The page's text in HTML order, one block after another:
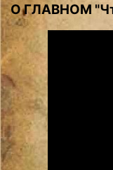
О ГЛАВНОМ